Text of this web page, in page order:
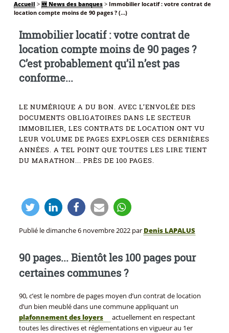
Accueil > 🆕 News des banques> Immobilier locatif : votre contrat de
location compte moins de 90 pages ? (…)
Immobilier locatif : votre contrat de
location compte moins de 90 pages ?
C’est probablement qu’il n’est pas
conforme...
LE NUMÉRIQUE A DU BON. AVEC L’ENVOLÉE DES
DOCUMENTS OBLIGATOIRES DANS LE SECTEUR
IMMOBILIER, LES CONTRATS DE LOCATION ONT VU
LEUR VOLUME DE PAGES EXPLOSER CES DERNIÈRES
ANNÉES. A TEL POINT QUE TOUTES LES LIRE TIENT
DU MARATHON... PRÈS DE 100 PAGES.
Publié ledimanche 6 novembre 2022par Denis LAPALUS
90 pages... Bientôt les 100 pages pour
certaines communes ?
90, c’est le nombre de pages moyen d’un contrat de location
d’un bien meublé dans une commune appliquant un
plafonnement des loyers
actuellement en respectant
toutes les directives et réglementations en vigueur au 1er